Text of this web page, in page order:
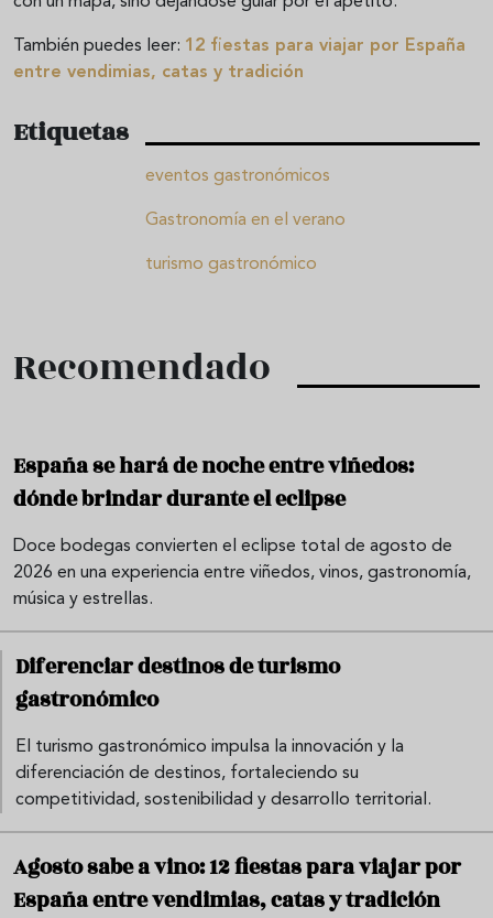
También puedes leer: 12 fiestas para viajar por España
entre vendimias, catas y tradición
Etiquetas
eventos gastronómicos
Gastronomía en el verano
turismo gastronómico
Recomendado
España se hará de noche entre viñedos:
dónde brindar durante el eclipse
Doce bodegas convierten el eclipse total de agosto de
2026 en una experiencia entre viñedos, vinos, gastronomía,
música y estrellas.
Diferenciar destinos de turismo
gastronómico
El turismo gastronómico impulsa la innovación y la
diferenciación de destinos, fortaleciendo su
competitividad, sostenibilidad y desarrollo territorial.
Agosto sabe a vino: 12 fiestas para viajar por
España entre vendimias, catas y tradición